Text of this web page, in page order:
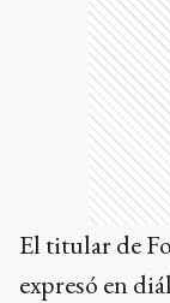
El titular de
expresó en